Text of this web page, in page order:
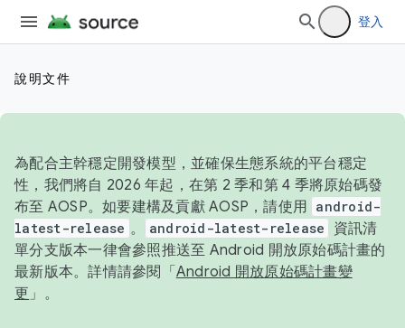
登入
說明文件
為配合主幹穩定開發模型，並確保生態系統的平台穩定
性，我們將自 2026 年起，在第 2 季和第 4 季將原始碼發
布至 AOSP。如要建構及貢獻 AOSP，請使用 android-
latest-release 。 android-latest-release
資訊清
單分支版本一律會參照推送至 Android 開放原始碼計畫的
最新版本。詳情請參閱「 Android 開放原始碼計畫變
更 」。